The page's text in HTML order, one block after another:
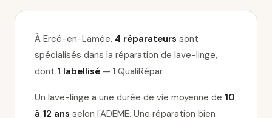
À Ercé-en-Lamée, 4 réparateurs sont
spécialisés dans la réparation de lave-linge,
dont 1 labellisé — 1 QualiRépar.
Un lave-linge a une durée de vie moyenne de 10
à 12 ans selon l'ADEME. Une réparation bien